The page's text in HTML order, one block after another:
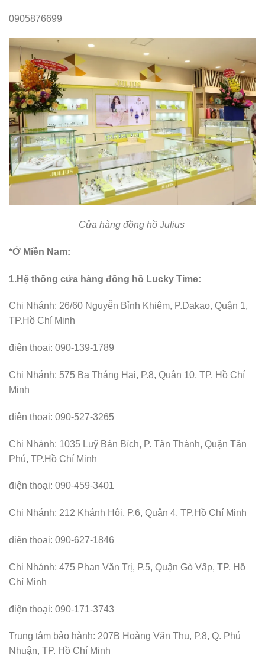
0905876699
Cửa hàng đồng hồ Julius
*Ở Miền Nam:
1.Hệ thống cửa hàng đồng hồ Lucky Time:
Chi Nhánh: 26/60 Nguyễn Bỉnh Khiêm, P.Dakao, Quận 1,
TP.Hồ Chí Minh
điện thoại: 090-139-1789
Chi Nhánh: 575 Ba Tháng Hai, P.8, Quận 10, TP. Hồ Chí
Minh
điện thoại: 090-527-3265
Chi Nhánh: 1035 Luỹ Bán Bích, P. Tân Thành, Quận Tân
Phú, TP.Hồ Chí Minh
điện thoại: 090-459-3401
Chi Nhánh: 212 Khánh Hội, P.6, Quận 4, TP.Hồ Chí Minh
điện thoại: 090-627-1846
Chi Nhánh: 475 Phan Văn Trị, P.5, Quận Gò Vấp, TP. Hồ
Chí Minh
điện thoại: 090-171-3743
Trung tâm bảo hành: 207B Hoàng Văn Thụ, P.8, Q. Phú
Nhuận, TP. Hồ Chí Minh